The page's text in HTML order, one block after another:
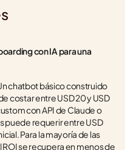
con IA para una
chatbot básico construido
costar entre USD 20 y USD
con API de Claude o
puede requerir entre USD
Para la mayoría de las
se recupera en menos de